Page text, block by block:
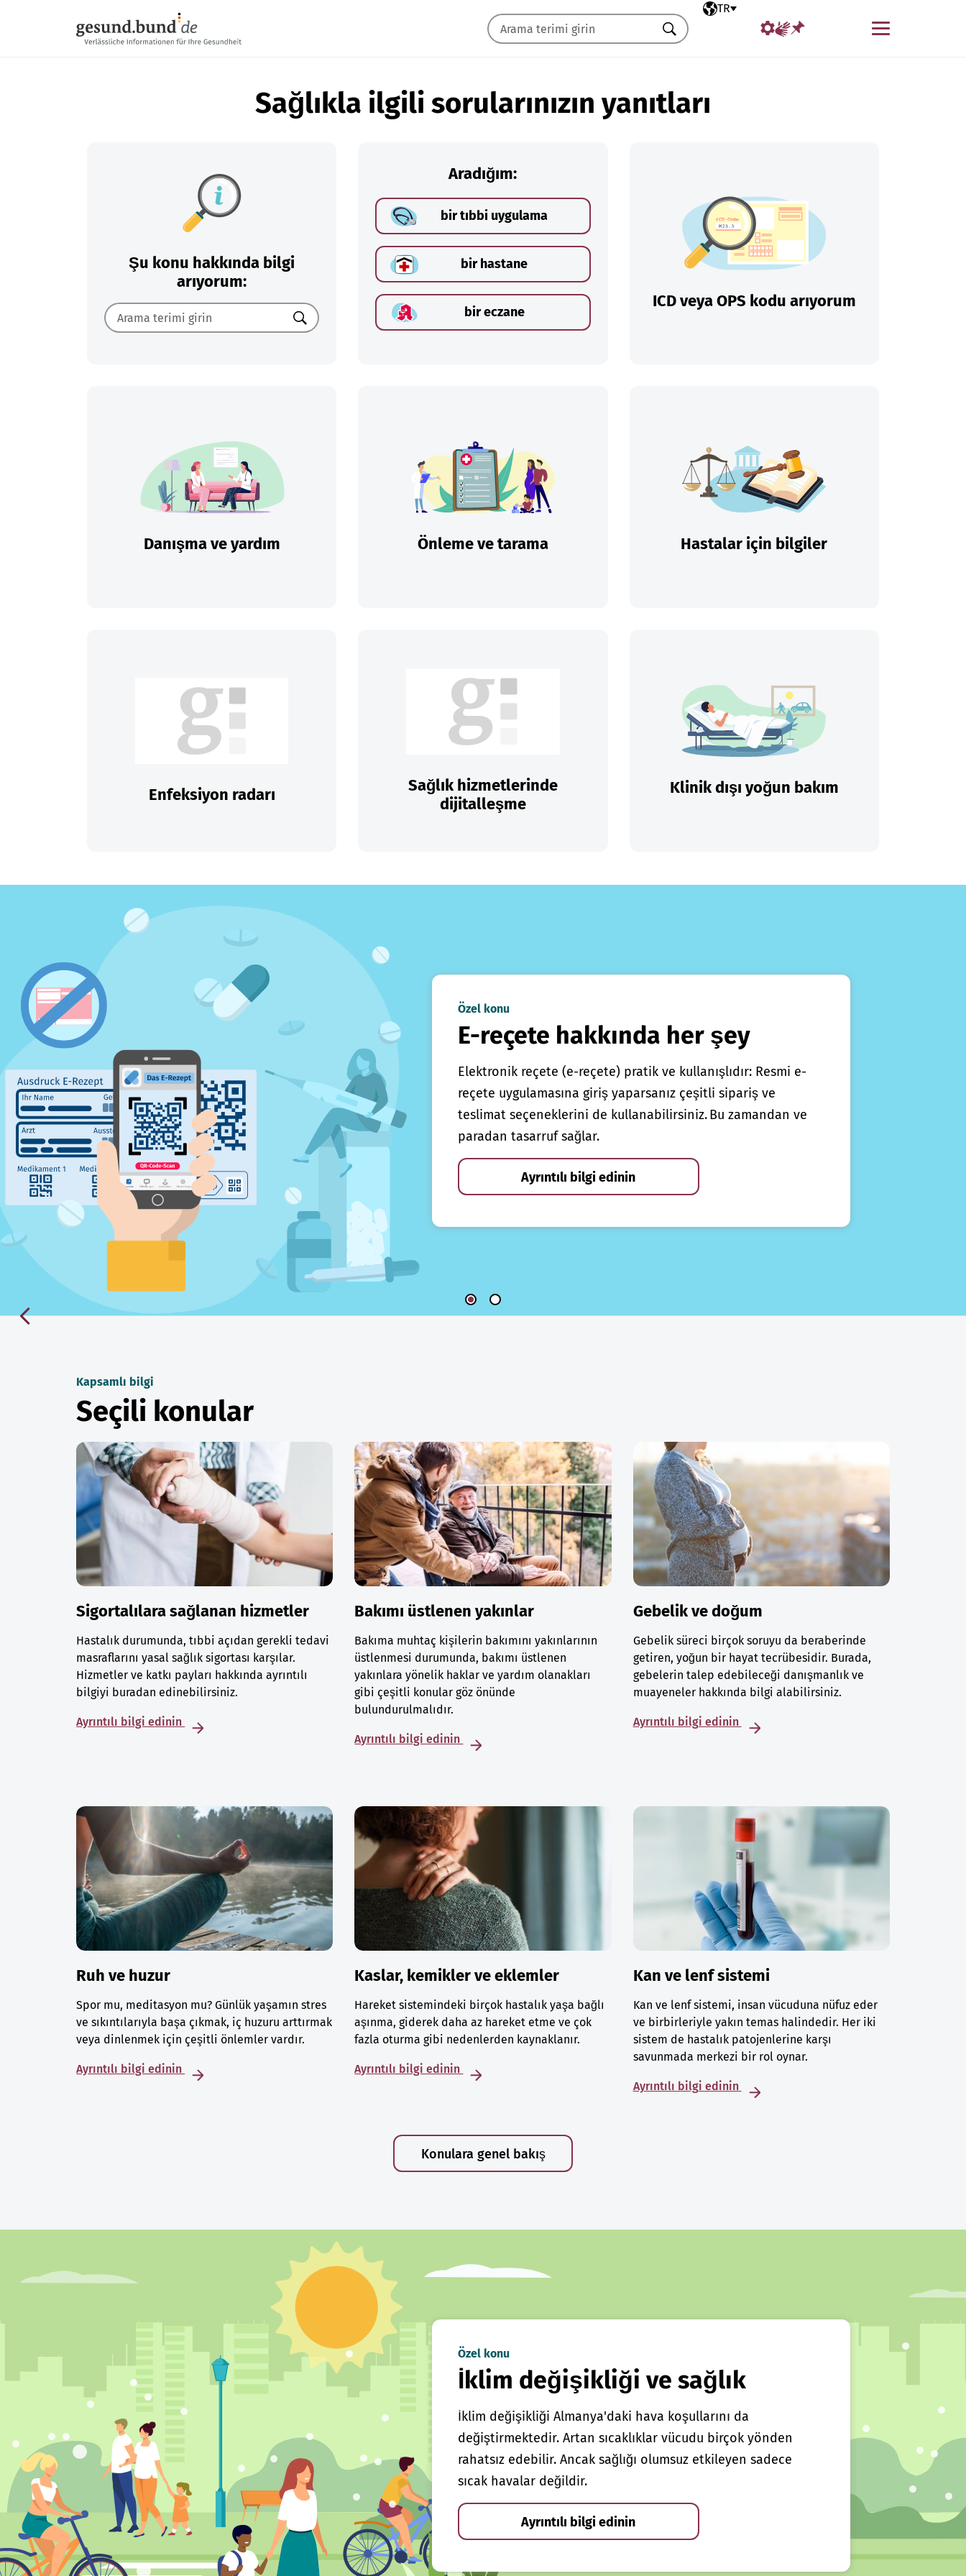
Seçili dil
TR
Menü
Ara
Sağlıkla ilgili sorularınızın yanıtları
Şu konu hakkında bilgi
arıyorum:
Ara
Aradığım:
bir tıbbi uygulama
bir hastane
bir eczane
ICD veya OPS kodu arıyorum
Danışma ve yardım Önleme ve tarama Hastalar için bilgiler
Enfeksiyon radarı
Sağlık hizmetlerinde
dijitalleşme
Klinik dışı yoğun bakım
Özel konu
E-reçete hakkında her şey
Elektronik reçete (e-reçete) pratik ve kullanışlıdır: Resmi e-
reçete uygulamasına giriş yaparsanız çeşitli sipariş ve
teslimat seçeneklerini de kullanabilirsiniz. Bu zamandan ve
paradan tasarruf sağlar.
Ayrıntılı bilgi edinin
Kapsamlı bilgi
Seçili konular
Sigortalılara sağlanan hizmetler
Hastalık durumunda, tıbbi açıdan gerekli tedavi
masraflarını yasal sağlık sigortası karşılar.
Hizmetler ve katkı payları hakkında ayrıntılı
bilgiyi buradan edinebilirsiniz.
Ayrıntılı bilgi edinin
Bakımı üstlenen yakınlar
Bakıma muhtaç kişilerin bakımını yakınlarının
üstlenmesi durumunda, bakımı üstlenen
yakınlara yönelik haklar ve yardım olanakları
gibi çeşitli konular göz önünde
bulundurulmalıdır.
Ayrıntılı bilgi edinin
Gebelik ve doğum
Gebelik süreci birçok soruyu da beraberinde
getiren, yoğun bir hayat tecrübesidir. Burada,
gebelerin talep edebileceği danışmanlık ve
muayeneler hakkında bilgi alabilirsiniz.
Ayrıntılı bilgi edinin
Ruh ve huzur
Spor mu, meditasyon mu? Günlük yaşamın stres
ve sıkıntılarıyla başa çıkmak, iç huzuru arttırmak
veya dinlenmek için çeşitli önlemler vardır.
Ayrıntılı bilgi edinin
Kaslar, kemikler ve eklemler
Hareket sistemindeki birçok hastalık yaşa bağlı
aşınma, giderek daha az hareket etme ve çok
fazla oturma gibi nedenlerden kaynaklanır.
Ayrıntılı bilgi edinin
Kan ve lenf sistemi
Kan ve lenf sistemi, insan vücuduna nüfuz eder
ve birbirleriyle yakın temas halindedir. Her iki
sistem de hastalık patojenlerine karşı
savunmada merkezi bir rol oynar.
Ayrıntılı bilgi edinin
Konulara genel bakış
Özel konu
İklim değişikliği ve sağlık
İklim değişikliği Almanya'daki hava koşullarını da
değiştirmektedir. Artan sıcaklıklar vücudu birçok yönden
rahatsız edebilir. Ancak sağlığı olumsuz etkileyen sadece
sıcak havalar değildir.
Ayrıntılı bilgi edinin